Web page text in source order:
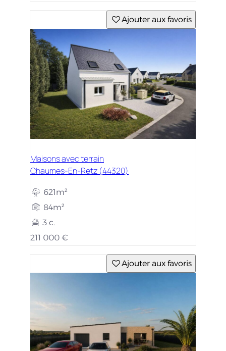
Ajouter aux favoris
Maisons avec terrain
Chaumes-En-Retz (44320)
621m²
84m²
3 c.
211 000 €
Ajouter aux favoris